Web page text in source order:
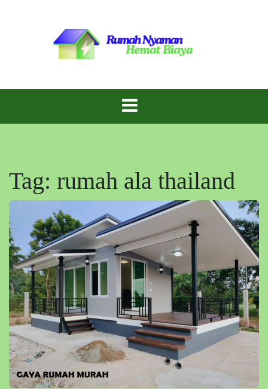
Gaya Rumah
Murah
Tag: rumah ala thailand